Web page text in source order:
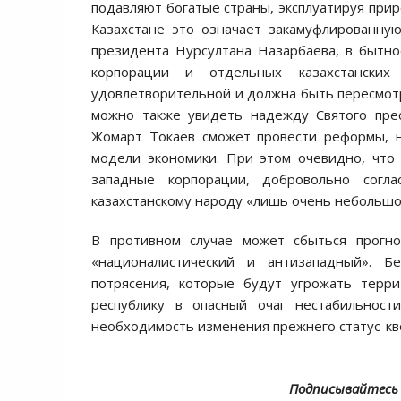
подавляют богатые страны, эксплуатируя
Казахстане это означает
президента Нурсултана Назарбаева, в
корпорации и отдельных
удовлетворительной и должна быть
можно также увидеть надежду Святого
Жомарт Токаев сможет провести реформы,
модели экономики. При этом очевидно, что
западные корпорации, добровольно
казахстанскому народу «лишь очень
В противном случае может сбыться
«националистический и
потрясения, которые будут угрожать
республику в опасный очаг
необходимость изменения прежнего статус-